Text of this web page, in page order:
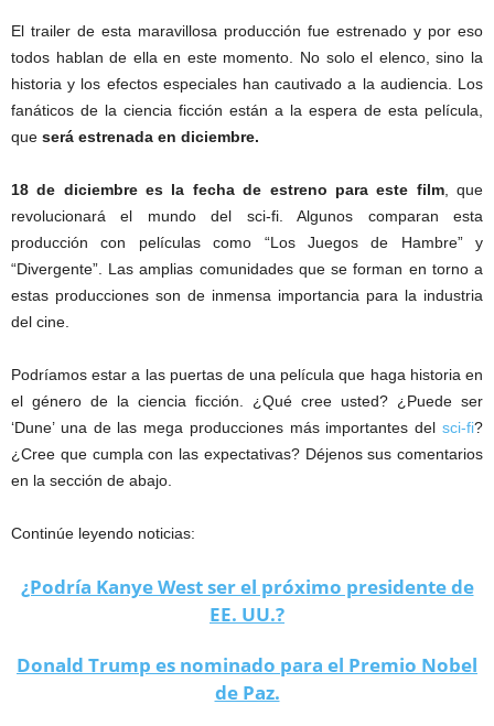
El trailer de esta maravillosa producción fue estrenado y por eso
todos hablan de ella en este momento. No solo el elenco, sino la
historia y los efectos especiales han cautivado a la audiencia. Los
fanáticos de la ciencia ficción están a la espera de esta película,
que será estrenada en diciembre.
18 de diciembre es la fecha de estreno para este film, que
revolucionará el mundo del sci-fi. Algunos comparan esta
producción con películas como “Los Juegos de Hambre” y
“Divergente”. Las amplias comunidades que se forman en torno a
estas producciones son de inmensa importancia para la industria
del cine.
Podríamos estar a las puertas de una película que haga historia en
el género de la ciencia ficción. ¿Qué cree usted? ¿Puede ser
‘Dune’ una de las mega producciones más importantes del sci-fi?
¿Cree que cumpla con las expectativas? Déjenos sus comentarios
en la sección de abajo.
Continúe leyendo noticias:
¿Podría Kanye West ser el próximo presidente de
EE. UU.?
Donald Trump es nominado para el Premio Nobel
de Paz.